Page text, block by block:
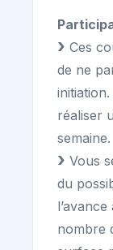
Ces
de ne
réaliser
semaine.
Vous
du
nombre